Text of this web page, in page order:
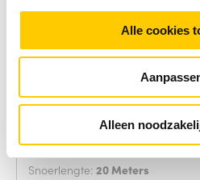
Alle cookies
Alleen
Digitus DK-1512-200
Grijs 20
Snoerlengte: 20 Meters